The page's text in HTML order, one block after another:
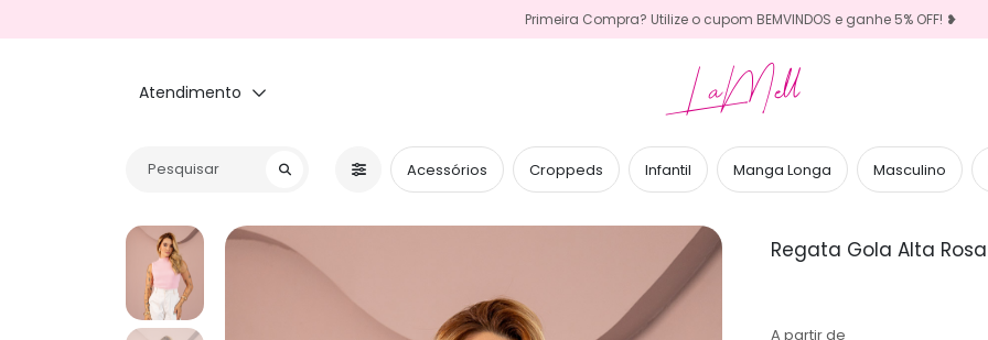
Primeira Compra? Utilize o cupom BEMVINDOS e ganhe 5% OFF! ❥
Atendimento LaMell
Acessórios Croppeds Infantil Manga Longa Masculino
Regata Gola Alta
A partir de